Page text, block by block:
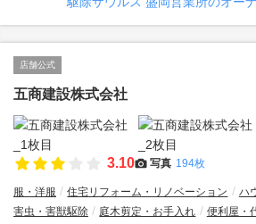
店舗公式
五商建設株式会社
3.10 写真 194枚
服・洋服 住宅リフォーム・リノベーション
ハ
害虫・害獣駆除
庭木剪定・お手入れ
便利屋・